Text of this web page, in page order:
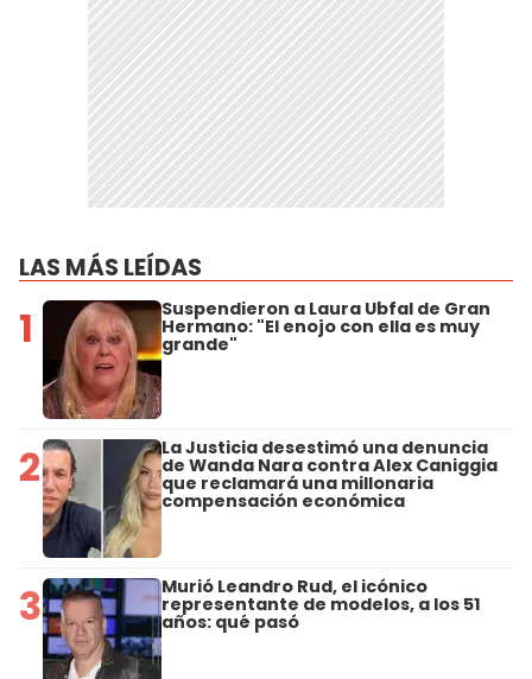
LAS MÁS LEÍDAS
1 Suspendieron a Laura Ubfal de Gran
Hermano: "El enojo con ella es muy
grande"
2 La Justicia desestimó una denuncia
de Wanda Nara contra Alex Caniggia
que reclamará una millonaria
compensación económica
3 Murió Leandro Rud, el icónico
representante de modelos, a los 51
años: qué pasó